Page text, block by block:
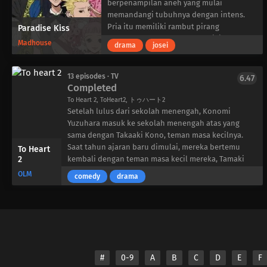
melewati perjalanan yang berat, dipenuhi
dengan konspirasi melawan mereka, agar
dapat kembali ke rumah dengan selamat
bersama-sama.
Paradise Kiss
Madhouse
berpenampilan aneh yang mulai
memandangi tubuhnya dengan intens.
Pria itu memiliki rambut pirang
bergelombang, kalung bergerigi, dan
beberapa tindikan di telinga dan
berhubungan dengannya dan berlari
pergi, namun ia menabrak seorang wanita
tinggi dan cantik berambut ungu dengan
pola bunga di sekitar matanya. Yukari
pingsan karena kaget dan bangun di
tempat aneh bernama Atelier. Ternyata
orang-orang asing itu adalah desainer
mode yang bersekolah di akademi seni
terkemuka, Yazawa Art Academy, dan
kelompok mereka ingin Yukari menjadi
di sana. George Koizumi, kepala desainer,
kemudian melihatnya dan langsung tahu
drama josei
To Heart
2
OLM
13 episodes · TV
Completed
To Heart 2, ToHeart2, トゥハート2
6.47
Setelah lulus dari sekolah menengah, Konomi
Yuzuhara masuk ke sekolah menengah atas yang
sama dengan Takaaki Kono, teman masa kecilnya.
Saat tahun ajaran baru dimulai, mereka bertemu
kembali dengan teman masa kecil mereka, Tamaki
Kosaka, serta banyak teman baru. Tanpa disadari
oleh kelompok tersebut, pertemuan mereka satu
comedy drama
# 0-9 A B C D E F